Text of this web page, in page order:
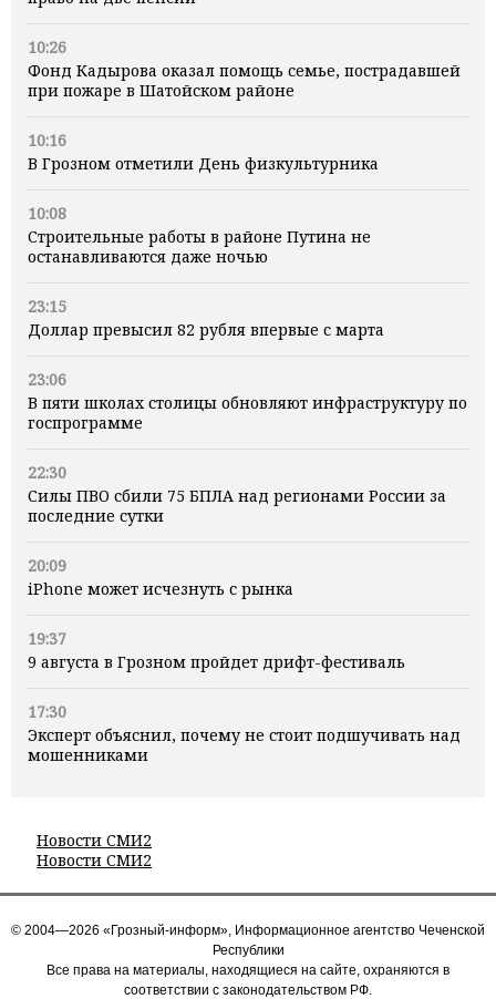
10:26
Фонд Кадырова оказал помощь семье, пострадавшей
при пожаре в Шатойском районе
10:16
В Грозном отметили День физкультурника
10:08
Строительные работы в районе Путина не
останавливаются даже ночью
23:15
Доллар превысил 82 рубля впервые с марта
23:06
В пяти школах столицы обновляют инфраструктуру по
госпрограмме
22:30
Силы ПВО сбили 75 БПЛА над регионами России за
последние сутки
20:09
iPhone может исчезнуть с рынка
19:37
9 августа в Грозном пройдет дрифт-фестиваль
17:30
Эксперт объяснил, почему не стоит подшучивать над
мошенниками
Новости СМИ2
Новости СМИ2
© 2004—2026 «Грозный-информ», Информационное агентство Чеченской
Республики
Все права на материалы, находящиеся на сайте, охраняются в
соответствии с законодательством РФ.